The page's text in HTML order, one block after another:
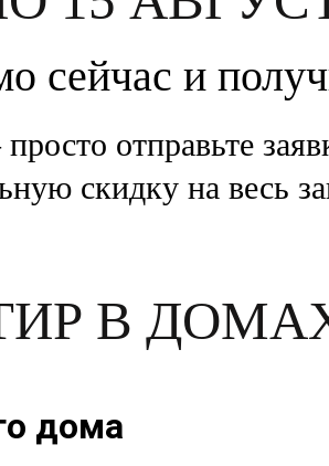
сейчас и
отправьте
скидку на весь
В
дома